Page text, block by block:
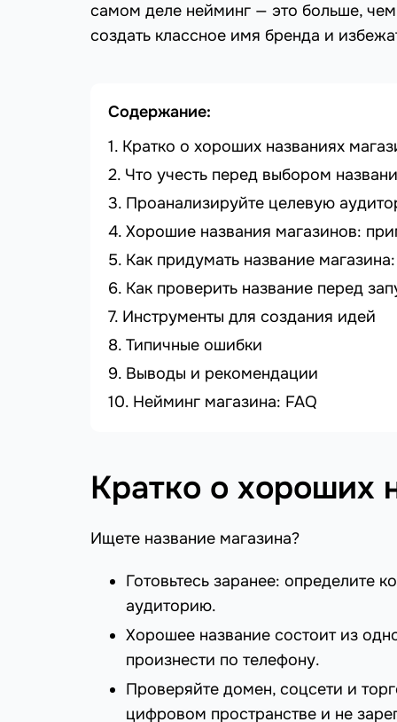
самом деле нейминг — это больше,
создать классное имя бренда и
Содержание:
Кратко о хороших названиях
Что учесть перед выбором
Проанализируйте целевую
Хорошие названия магазинов:
Как придумать название
Как проверить название перед
Инструменты для создания идей
Типичные ошибки
Выводы и рекомендации
Нейминг магазина: FAQ
Кратко о хороших
Ищете название магазина?
Готовьтесь заранее:
аудиторию.
Хорошее название состоит из
произнести по телефону.
Проверяйте домен, соцсети и
цифровом пространстве и не